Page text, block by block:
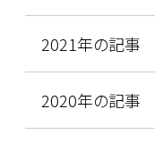
2021年の記事
2020年の記事